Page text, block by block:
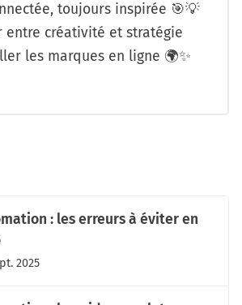
toujours inspirée 🎯💡
entre créativité et stratégie
les marques en ligne 🌍✨
: les erreurs à éviter en
2025